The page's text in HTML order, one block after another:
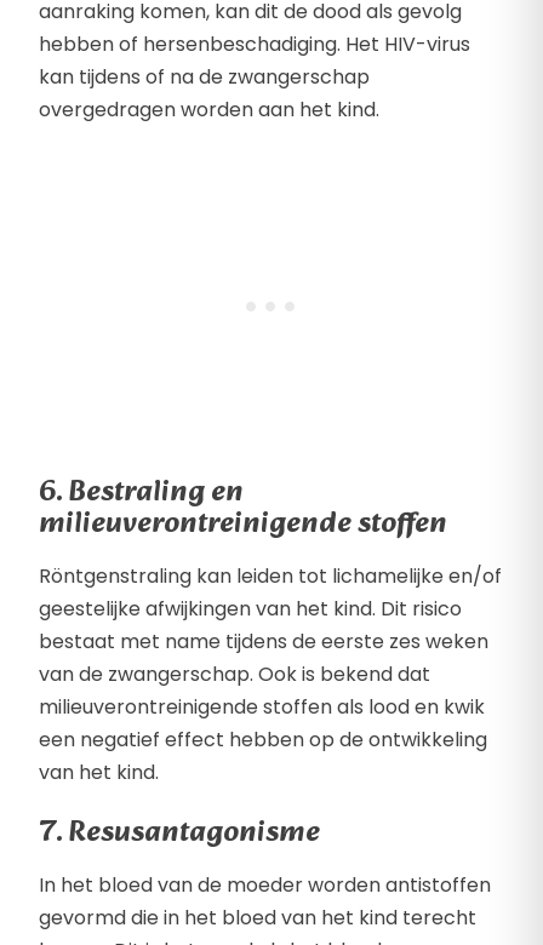
aanraking komen, kan dit de dood als gevolg
hebben of hersenbeschadiging. Het HIV-virus
kan tijdens of na de zwangerschap
overgedragen worden aan het kind.
6. Bestraling en
milieuverontreinigende stoffen
Röntgenstraling kan leiden tot lichamelijke en/of
geestelijke afwijkingen van het kind. Dit risico
bestaat met name tijdens de eerste zes weken
van de zwangerschap. Ook is bekend dat
milieuverontreinigende stoffen als lood en kwik
een negatief effect hebben op de ontwikkeling
van het kind.
7. Resusantagonisme
In het bloed van de moeder worden antistoffen
gevormd die in het bloed van het kind terecht